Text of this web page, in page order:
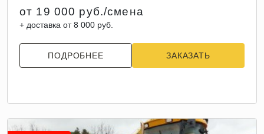
от 19 000 руб./смена
+ доставка от 8 000 руб.
ПОДРОБНЕЕ ЗАКАЗАТЬ